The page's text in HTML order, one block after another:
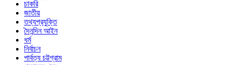
চাকরি
জাতীয়
তথ্যপ্রযুক্তি
দৈনন্দিন আইন
ধর্ম
নির্বাচন
পার্বত্য চট্টগ্রাম